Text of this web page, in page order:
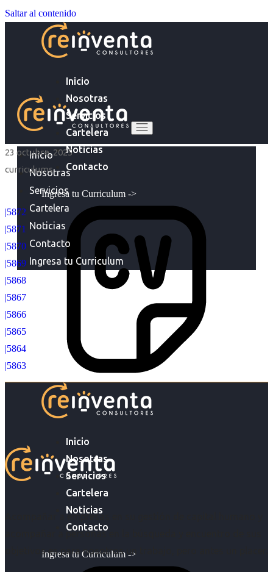
Saltar al contenido
Inicio
Nosotras
Servicios
Cartelera
Noticias
Contacto
Ingresa tu Curriculum ->
Inicio
Nosotras
Servicios
Cartelera
Noticias
Contacto
Ingresa tu Curriculum ->
Inicio
Nosotras
Servicios
Cartelera
Noticias
Contacto
Ingresa tu Curriculum
23 octubre, 2025
curriculums
|5872
|5871
|5870
|5869
|5868
|5867
|5866
|5865
|5864
|5863
Acompañar a empresas en su gestión de capital humano y
acompañar a personas en la búsqueda y encuentro de sus
objetivos es para nosotros un trabajo, pero antes un placer.